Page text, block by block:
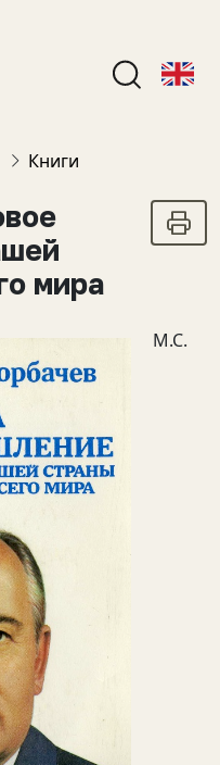
Книги
мира
М.С.